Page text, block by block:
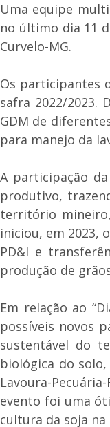
Uma equipe
no último dia 11
Curvelo-MG.
Os participantes
safra 2022/2023.
GDM de
para manejo da
A participação
produtivo,
território
iniciou, em 2023,
PD&I e
produção de
Em relação ao
possíveis novos
sustentável do
biológica do
Lavoura-
evento foi uma
cultura da soja na